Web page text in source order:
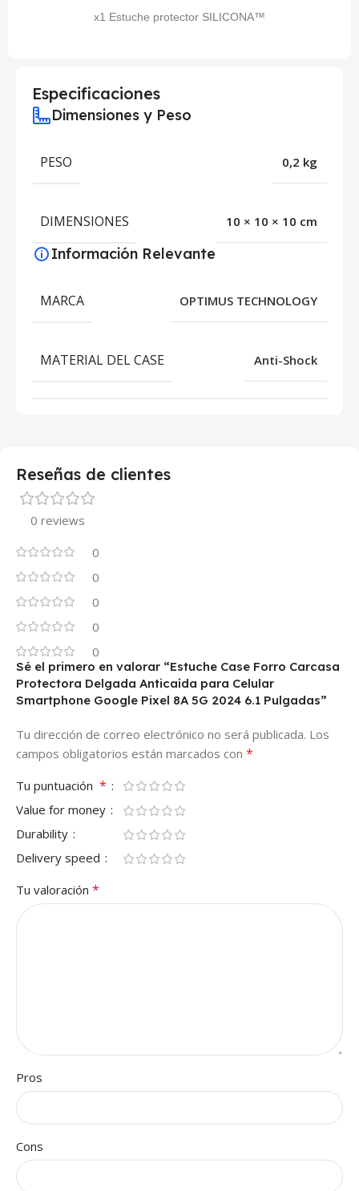
x1 Estuche protector SILICONA™
Especificaciones
Dimensiones y Peso
PESO 0,2 kg
DIMENSIONES 10 × 10 × 10 cm
Información Relevante
MARCA OPTIMUS TECHNOLOGY
MATERIAL DEL CASE Anti-Shock
Reseñas de clientes
0 reviews
0
0
0
0
0
Sé el primero en valorar “Estuche Case Forro Carcasa
Protectora Delgada Anticaída para Celular
Smartphone Google Pixel 8A 5G 2024 6.1 Pulgadas”
Tu dirección de correo electrónico no será publicada. Los
campos obligatorios están marcados con *
Tu puntuación *
Value for money
Durability
Delivery speed
Tu valoración *
Pros
Cons